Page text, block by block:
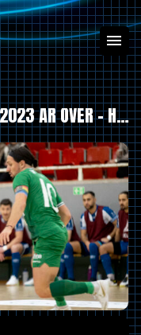
GRUNDSERIEN 2022/2023 ÄR ÖVER – HÄR ÄR FÖRUTSÄTTNINGARNA INFÖR SLUTSPELET